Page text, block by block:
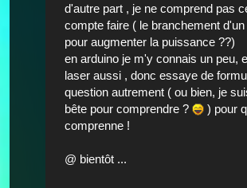
d'autre part , je ne comprend pas
compte faire ( le branchement d'un
pour augmenter la puissance ??)
en arduino je m'y connais un peu,
laser aussi , donc essaye de
question autrement ( ou bien, je
bête pour comprendre ?
) pour
comprenne !
@ bientôt ...